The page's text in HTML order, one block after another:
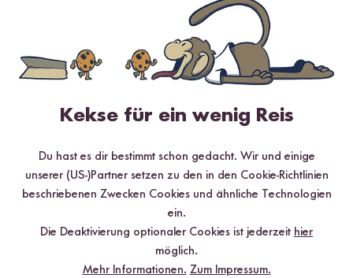
20 min
Spaghetti alla Puttanesca mit Oliven und
Kekse für ein wenig Reis
Du hast es dir bestimmt schon gedacht. Wir und einige
unserer (US-)Partner setzen zu den in den Cookie-Richtlinien
beschriebenen Zwecken Cookies und ähnliche Technologien
ein.
Die Deaktivierung optionaler Cookies ist jederzeit hier
möglich.
Mehr Informationen. Zum Impressum.